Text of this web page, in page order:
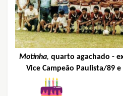
Motinha, quarto agachado -
Vice Campeão Paulista/89